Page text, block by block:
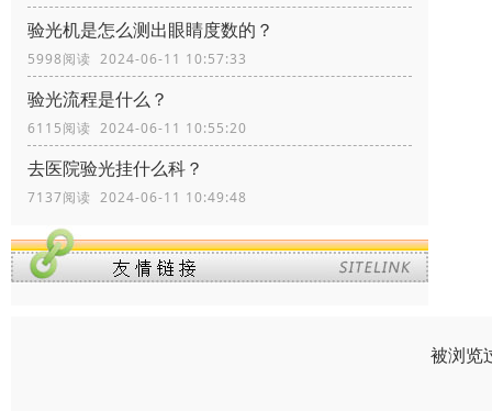
验光机是怎么测出眼睛度数的？
5998阅读 2024-06-11 10:57:33
验光流程是什么？
6115阅读 2024-06-11 10:55:20
去医院验光挂什么科？
7137阅读 2024-06-11 10:49:48
被浏览